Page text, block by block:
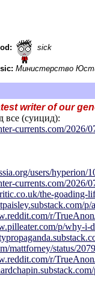
sick
Министерство
writer of our
все (суицид):
currents.com/2026/
users/hyperion/
currents.com/2026/
the-goading-lif
p/a
r/
p/why-i-d
mattforney/status/
r/